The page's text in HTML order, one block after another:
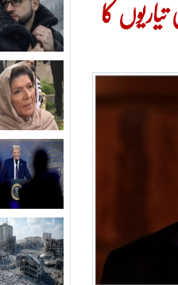
کا